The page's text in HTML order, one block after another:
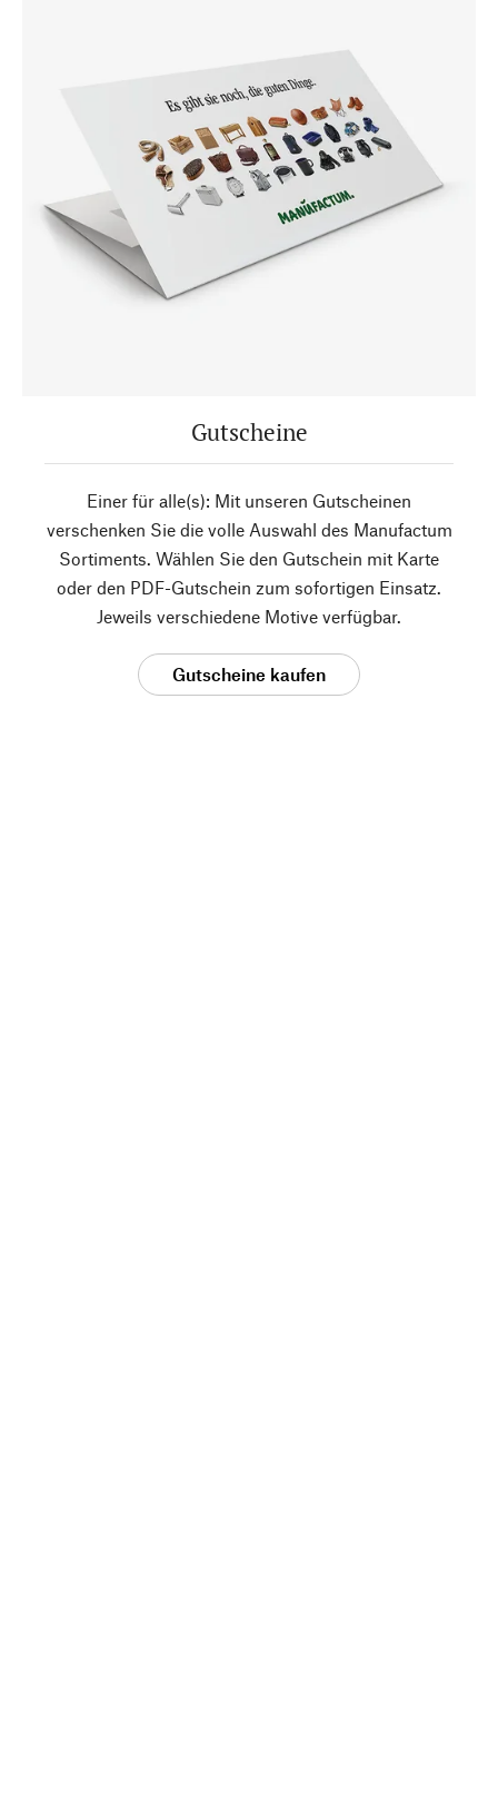
Gutscheine
Einer für alle(s): Mit unseren Gutscheinen
verschenken Sie die volle Auswahl des Manufactum
Sortiments. Wählen Sie den Gutschein mit Karte
oder den PDF-Gutschein zum sofortigen Einsatz.
Jeweils verschiedene Motive verfügbar.
Gutscheine kaufen